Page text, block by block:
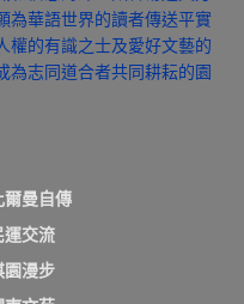
為華語世界的讀者傳送平實
權的有識之士及愛好文藝的
為志同道合者共同耕耘的園
爾曼自傳
運交流
園漫步